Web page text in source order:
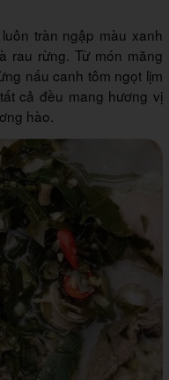
tràn ngập màu xanh
rau rừng. Từ món măng
nấu canh tôm ngọt lịm
cả đều mang hương vị
hào.